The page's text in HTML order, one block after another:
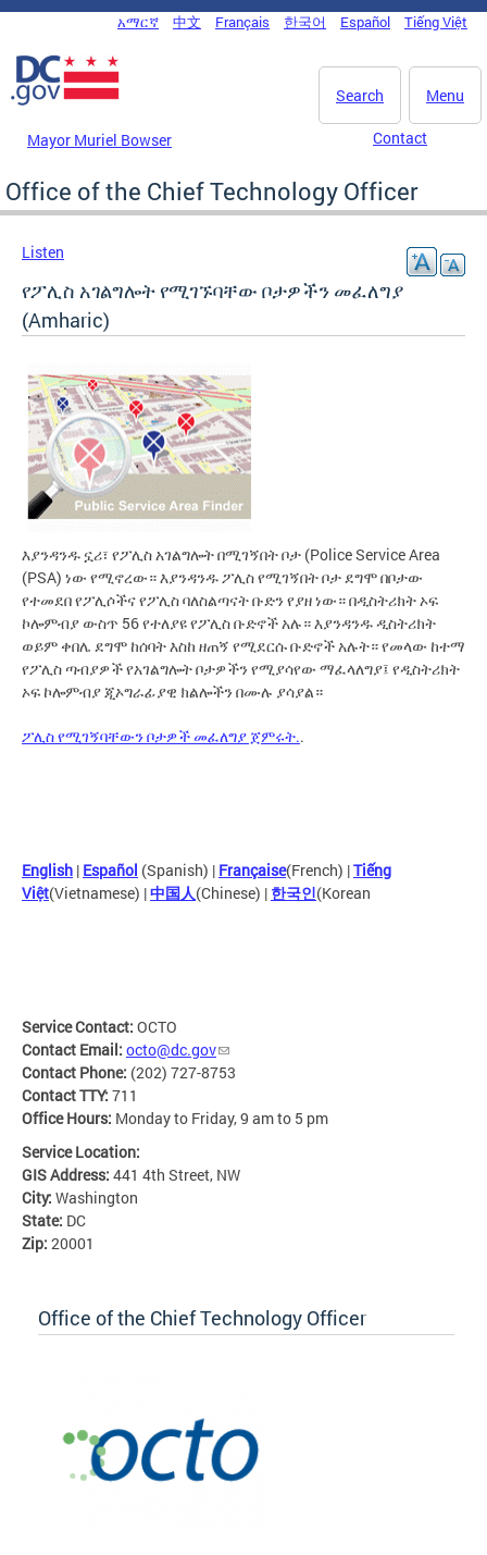
Skip to main content
DC Agency Top Menu
አማርኛ 中文 Français 한국어 Español Tiếng Việt
Menu
Search
Mayor Muriel Bowser Contact
Office of the Chief Technology Officer
Listen
የፖሊስ አገልግሎት የሚገኙባቸው ቦታዎችን መፈለግያ
(Amharic)
እያንዳንዱ ኗሪ፣ የፖሊስ አገልግሎት በሚገኝበት ቦታ (Police Service Area
(PSA) ነው የሚኖረው። እያንዳንዱ ፖሊስ የሚገኝበት ቦታ ደግሞ በቦታው
የተመደበ የፖሊሶችና የፖሊስ ባለስልጣናት ቡድን የያዘ ነው። በዲስትሪክት ኦፍ
ኮሎምብያ ውስጥ 56 የተለያዩ የፖሊስ ቡድኖች አሉ። እያንዳንዱ ዲስትሪክት
ወይም ቀበሌ ደግሞ ከሰባት እስከ ዘጠኝ የሚደርሱ ቡድኖች አሉት። የመላው ከተማ
የፖሊስ ጣብያዎች የአገልግሎት ቦታዎችን የሚያሳየው ማፈላለግያ፤ የዲስትሪክት
ኦፍ ኮሎምብያ ጂኦግራፊያዊ ክልሎችን በሙሉ ያሳያል።
ፖሊስ የሚገኝባቸውን ቦታዎች መፈለግያ ጀምሩት..
English | Español (Spanish) | Française(French) |Tiếng
Việt(Vietnamese) |中国人(Chinese) | 한국인(Korean
Service Contact: OCTO
Contact Email: octo@dc.gov
Contact Phone: (202) 727-8753
Contact TTY: 711
Office Hours: Monday to Friday, 9 am to 5 pm
Service Location:
GIS Address: 441 4th Street, NW
City: Washington
State: DC
Zip: 20001
Office of the Chief Technology Officer